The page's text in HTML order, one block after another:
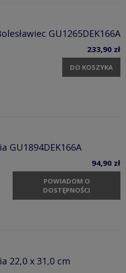
GU1265DEK166A
233,90 zł
DO KOSZYKA
GU1894DEK166A
94,90 zł
POWIADOM O
DOSTĘPNOŚCI
22,0 x 31,0 cm